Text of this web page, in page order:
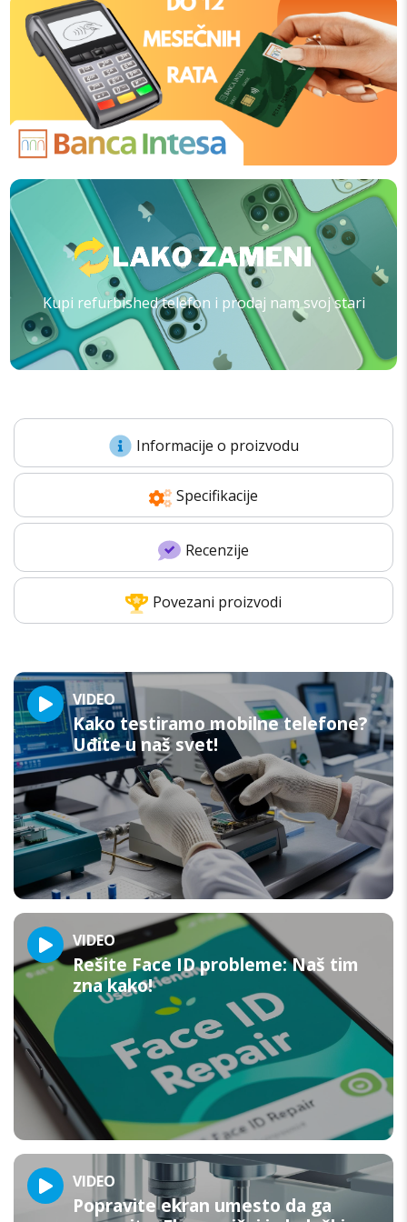
Kupi refurbished telefon i prodaj nam svoj stari
Informacije o proizvodu
Specifikacije
Recenzije
Povezani proizvodi
VIDEO
Kako testiramo mobilne telefone?
Uđite u naš svet!
VIDEO
Rešite Face ID probleme: Naš tim
zna kako!
VIDEO
Popravite ekran umesto da ga